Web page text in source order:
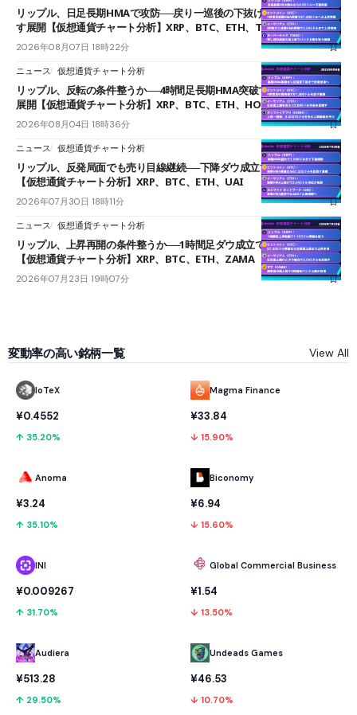
リップル、日足長期HMAで攻防──戻り一巡後の下抜けで0.95ドルを試
す展開【仮想通貨チャート分析】XRP、BTC、ETH、TAKE
2026年08月07日 18時22分
ニュース 仮想通貨チャート分析
リップル、反転の条件整うか──4時間足長期HMA突破で雲下端を目指す
展開【仮想通貨チャート分析】XRP、BTC、ETH、HOME
2026年08月04日 18時36分
ニュース 仮想通貨チャート分析
リップル、反発局面でも売り目線継続──下降ダウ成立で下値追う展開
【仮想通貨チャート分析】XRP、BTC、ETH、UAI
2026年07月30日 18時11分
ニュース 仮想通貨チャート分析
リップル、上昇再開の条件整うか──1時間足ダウ成立で1.185ドルを狙う
【仮想通貨チャート分析】XRP、BTC、ETH、ZAMA
2026年07月23日 19時07分
変動率の高い銘柄一覧 View All
IoTeX
¥0.4552
↑ 35.20%
Anoma
¥3.24
↑ 35.10%
INI
¥0.009267
↑ 31.70%
Audiera
¥513.28
↑ 29.50%
Magma Finance
¥33.84
↓ 15.90%
Biconomy
¥6.94
↓ 15.60%
Global Commercial Business
¥1.54
↓ 13.50%
Undeads Games
¥46.53
↓ 10.70%